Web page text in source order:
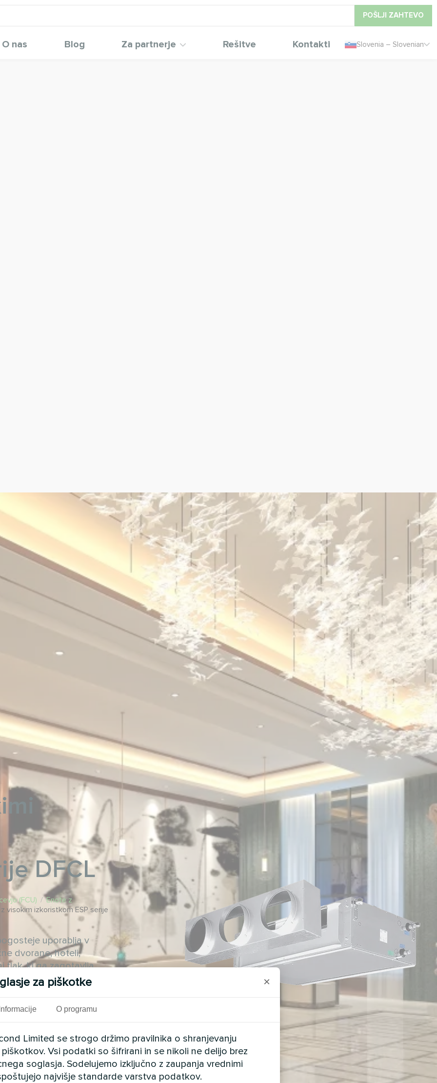
POŠLJI ZAHTEVO
O nas Blog Za partnerje Rešitve Kontakti Slovenia – Slovenian
DFCL
(FCU) / Enote z
visokim izkoristkom ESP serije
uporablja v
dvorane, hoteli,
tlak, ki ga zagotavlja
zraka po celotnem
za piškotke ×
Informacije O programu
Limited se strogo držimo pravilnika o shranjevanju
Vsi podatki so šifrirani in se nikoli ne delijo brez
soglasja. Sodelujemo izključno z zaupanja vrednimi
najvišje standarde varstva podatkov.